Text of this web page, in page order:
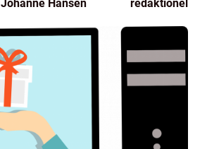
Johanne Hansen redaktionel